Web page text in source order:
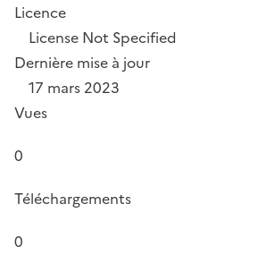
Licence
License Not Specified
Dernière mise à jour
17 mars 2023
Vues
0
Téléchargements
0